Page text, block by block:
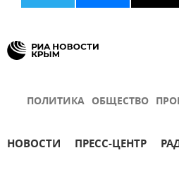
ПОЛИТИКА ОБЩЕСТВО
НОВОСТИ ПРЕСС-ЦЕНТР